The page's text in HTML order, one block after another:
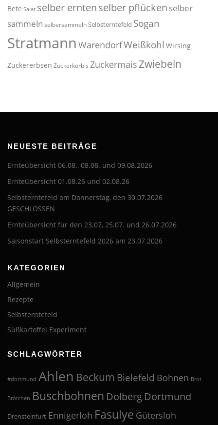
Bete Salat selber erntenselber pflücken selber
sammeln selbersammelnSelbsterntefeld Sogan
Stratmann WarendorfWeißkohl Wirsing
Zuckererbsen Zuckerkürbis Zuckermais Zwiebeln
NEUESTE BEITRÄGE
Ernteübersicht 06.08., 08.08. und 09.08.2026
Ernteübersicht 01.08.26 und 02.08.26
Selbsterntefeld am Donnerstag, den 30.07.2026
GESCHLOSSEN
Ernteübersicht für den 23.07, 25.07. und 26.07.2026
Saisonstart Selbsterntefeld 2026 am 23.07.2026
KATEGORIEN
Allgemein
Rezepte
Selbsterntefeld
Süßkartoffel Experiment
SCHLAGWÖRTER
#dortmund Ahlen Beckum Bielefeld Bohnen Brot
Brötchen Buschbohnen Dolberg Dortmund
Drensteinfurt Ennigerloh Fasulye Gütersloh